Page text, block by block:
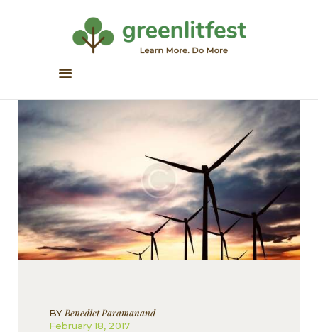
Greenlitfest
Learn More, Do More
HONOUR BOOKS
GREEN READS
PARTNERS
SPONSORS
NEWSLETTER
LITERATURE ACROSS
BYBenedict Paramanand
February 18, 2017